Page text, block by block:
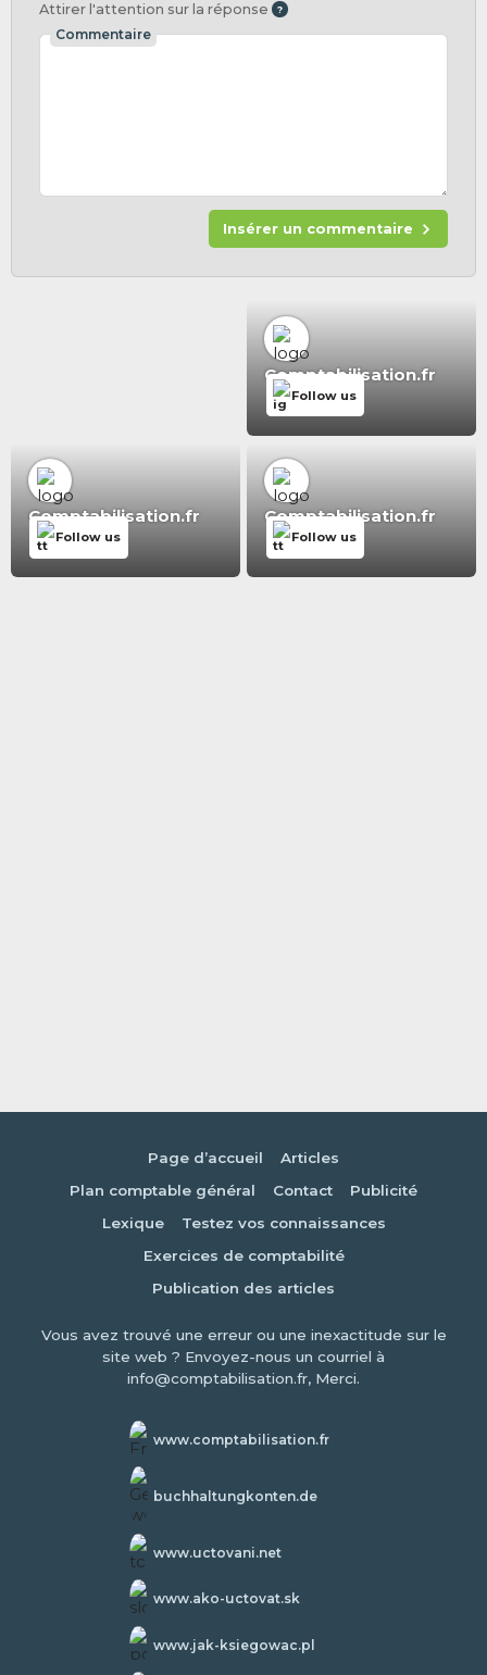
Attirer l'attention sur la réponse
Commentaire
Insérer un commentaire
Comptabilisation.fr
Follow us
Comptabilisation.fr
Follow us
Comptabilisation.fr
Follow us
Page d’accueil
Articles
Plan comptable général
Contact
Publicité
Lexique
Testez vos connaissances
Exercices de comptabilité
Publication des articles
Vous avez trouvé une erreur ou une inexactitude sur le
site web ? Envoyez-nous un courriel à
info@comptabilisation.fr, Merci.
www.comptabilisation.fr
buchhaltungkonten.de
www.uctovani.net
www.ako-uctovat.sk
www.jak-ksiegowac.pl